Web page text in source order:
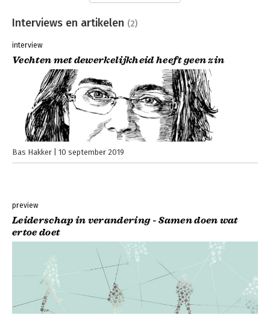
Interviews en artikelen (2)
interview
Vechten met dewerkelijkheid heeft geen zin
Bas Hakker 10 september 2019
preview
Leiderschap in verandering - Samen doen wat
ertoe doet